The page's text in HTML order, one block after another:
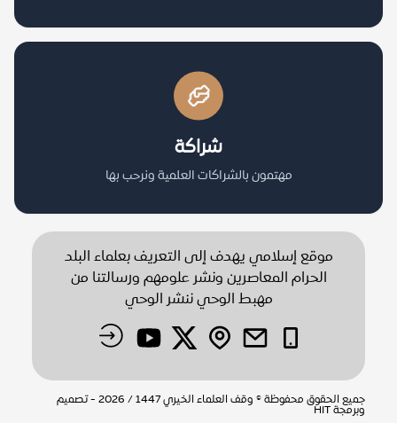
شراكة
مهتمون بالشراكات العلمية ونرحب بها
موقع إسلامي يهدف إلى التعريف بعلماء البلد
الحرام المعاصرين ونشر علومهم ورسالتنا من
مهبط الوحي ننشر الوحي
جميع الحقوق محفوظة © وقف العلماء الخيري 1447 / 2026 - تصميم
وبرمجةHIT